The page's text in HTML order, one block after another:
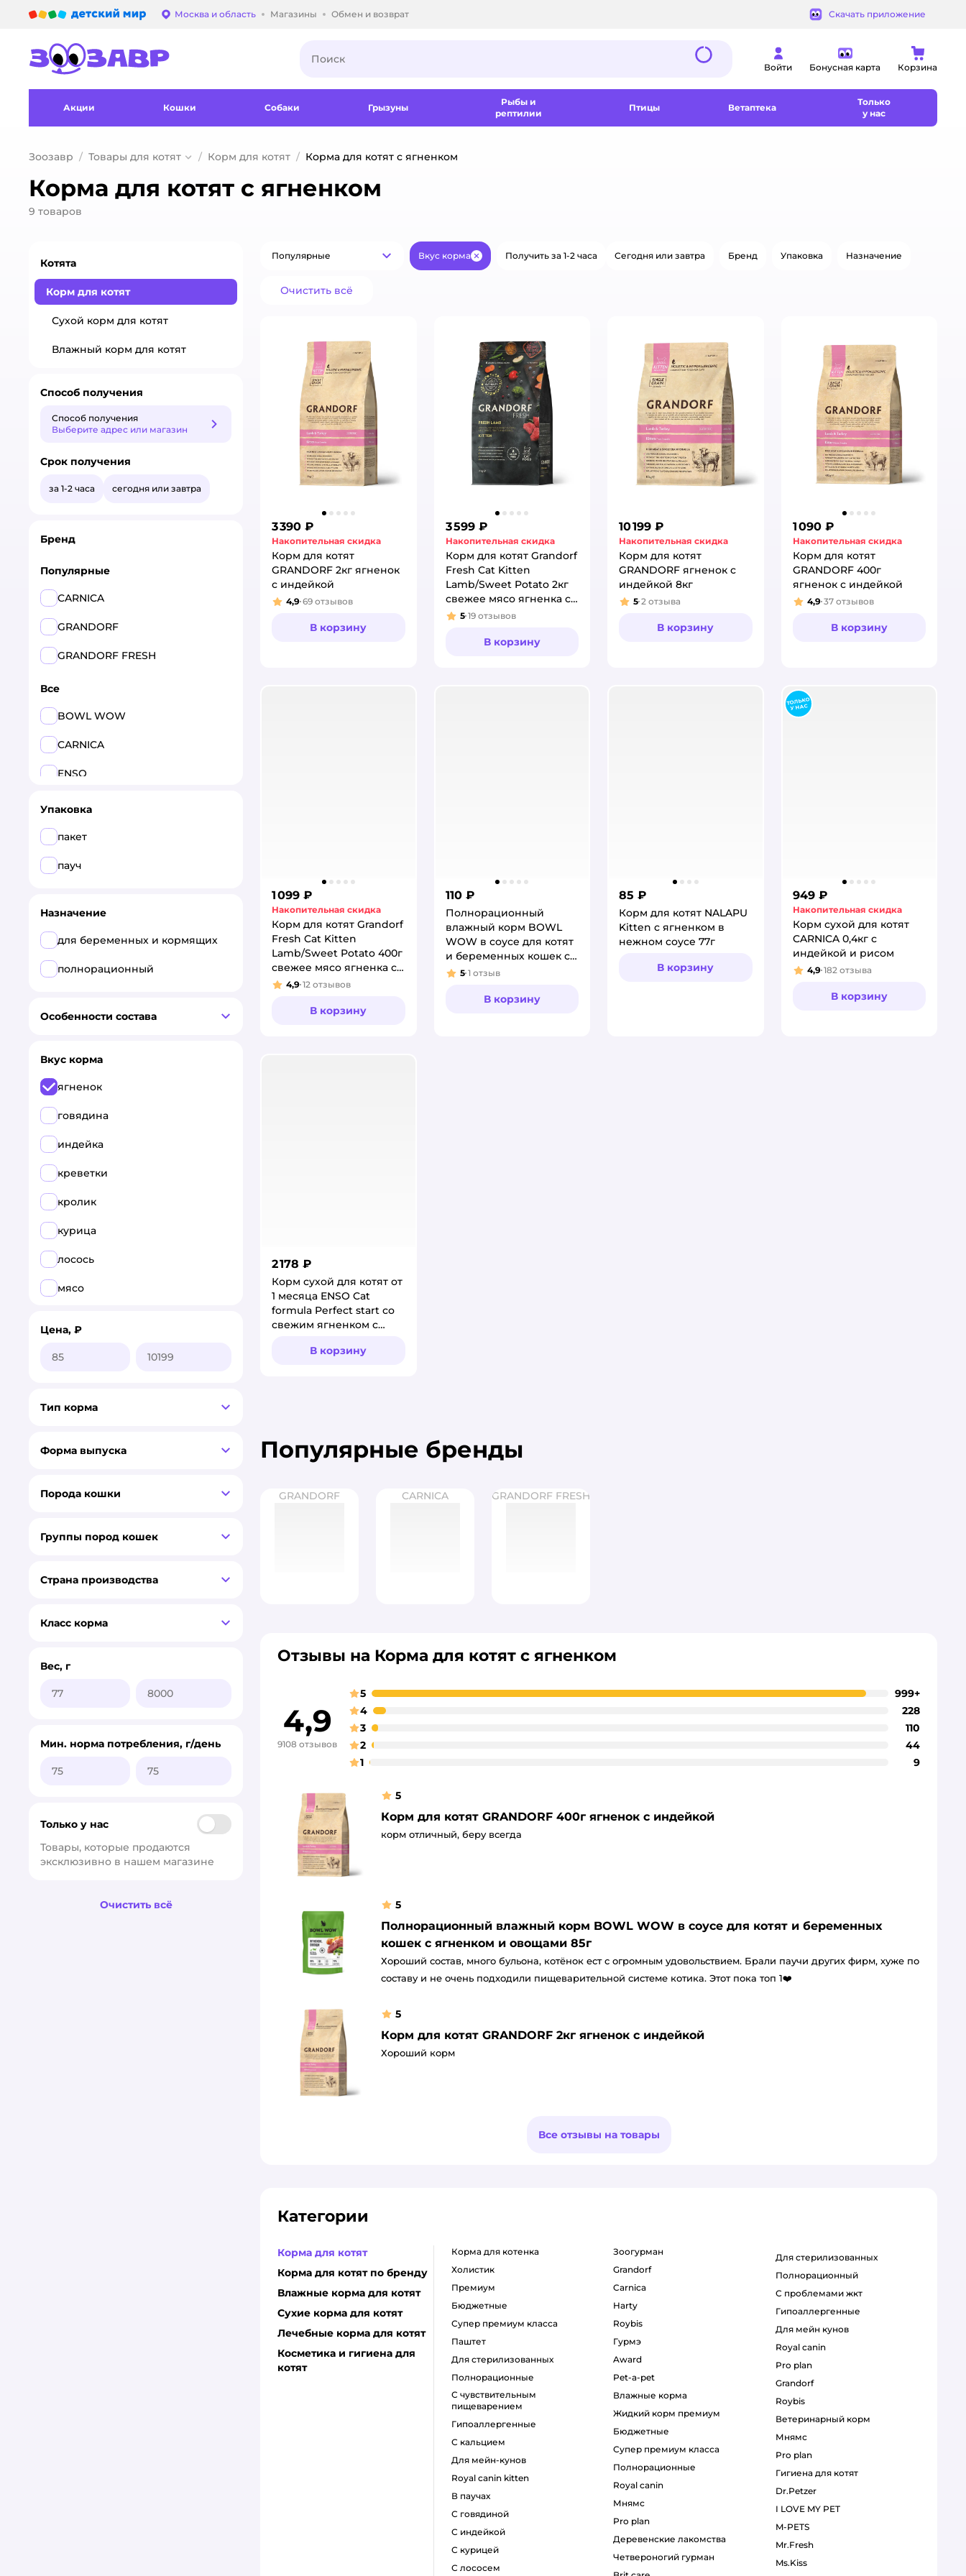
Выбор адреса доставки.
Москва и область Магазины Обмен и возврат Скачать приложение
Войти Бонусная карта Корзина
Акции Кошки Собаки Грызуны
Рыбы и
рептилии
Птицы Ветаптека
Только
у нас
Зоозавр Товары для котят Корм для котят Корма для котят с ягненком
Корма для котят с ягненком
9 товаров
Популярные
Популярные Вкус корма ЗакрытьПолучить за 1-2 часа Сегодня или завтра Бренд Упаковка Назначение
Очистить всё
3 390 ₽
Накопительная скидка
Корм для котят
GRANDORF 2кг ягненок
с индейкой
Рейтинг:
4,9 69 отзывов
В корзину
3 599 ₽
Накопительная скидка
Корм для котят Grandorf
Fresh Cat Kitten
Lamb/Sweet Potato 2кг
свежее мясо ягненка с
бататом беззерн с жив
Рейтинг:
5 19 отзывов
В корзину
10 199 ₽
Накопительная скидка
Корм для котят
GRANDORF ягненок с
индейкой 8кг
Рейтинг:
5 2 отзыва
В корзину
1 090 ₽
Накопительная скидка
Корм для котят
GRANDORF 400г
ягненок с индейкой
Рейтинг:
4,9 37 отзывов
В корзину
1 099 ₽
Накопительная скидка
Корм для котят Grandorf
Fresh Cat Kitten
Lamb/Sweet Potato 400г
свежее мясо ягненка с
бататом беззерн с жив
Рейтинг:
4,9 12 отзывов
В корзину
110 ₽
Полнорационный
влажный корм BOWL
WOW в соусе для котят
и беременных кошек с
ягненком и овощами
Рейтинг:
5 1 отзыв
В корзину
85 ₽
Корм для котят NALAPU
Kitten с ягненком в
нежном соусе 77г
В корзину
949 ₽
Накопительная скидка
Корм сухой для котят
CARNICA 0,4кг с
индейкой и рисом
Рейтинг:
4,9 182 отзыва
В корзину
2 178 ₽
Корм сухой для котят от
1 месяца ENSO Cat
formula Perfect start со
свежим ягненком с
В корзину
Популярные бренды
GRANDORF CARNICA GRANDORF FRESH
Отзывы на Корма для котят с ягненком
4,9
9108 отзывов
5
999+
4
228
3
110
2
44
1
9
5
Корм для котят GRANDORF 400г ягненок с индейкой
корм отличный, беру всегда
5
Полнорационный влажный корм BOWL WOW в соусе для котят и беременных
кошек с ягненком и овощами 85г
Хороший состав, много бульона, котёнок ест с огромным удовольствием. Брали паучи других фирм, хуже по
составу и не очень подходили пищеварительной системе котика. Этот пока топ 1❤️
5
Корм для котят GRANDORF 2кг ягненок с индейкой
Хороший корм
Все отзывы на товары
Категории
Корма для котят
Корма для котят по бренду
Влажные корма для котят
Сухие корма для котят
Лечебные корма для котят
Косметика и гигиена для
котят
корма для котенка
холистик
премиум
бюджетные
супер премиум класса
паштет
для стерилизованных
полнорационные
с чувствительным
пищеварением
гипоаллергенные
с кальцием
для мейн-кунов
royal canin kitten
в паучах
с говядиной
с индейкой
с курицей
с лососем
зоогурман
grandorf
carnica
harty
roybis
гурмэ
award
pet-a-pet
влажные корма
жидкий корм премиум
бюджетные
супер премиум класса
полнорационные
royal canin
мнямс
pro plan
деревенские лакомства
четвероногий гурман
для стерилизованных
полнорационный
с проблемами жкт
гипоаллергенные
для мейн кунов
royal canin
pro plan
grandorf
roybis
ветеринарный корм
мнямс
pro plan
гигиена для котят
Dr.Petzer
I LOVE MY PET
M-PETS
Mr.Fresh
Ms.Kiss
Котята
Корм для котят
Сухой корм для котят
Влажный корм для котят
Способ получения
Способ получения
Выберите адрес или магазин
Способ получения
Срок получения
за 1-2 часа сегодня или завтра
Бренд
Популярные
CARNICA
GRANDORF
GRANDORF FRESH
Все
BOWL WOW
CARNICA
ENSO
Упаковка
пакет
пауч
Назначение
для беременных и кормящих
полнорационный
Особенности состава
Вкус корма
ягненок
говядина
индейка
креветки
кролик
курица
лосось
мясо
тунец
батат
печень
Цена, ₽
Тип корма
Форма выпуска
Порода кошки
Группы пород кошек
Страна производства
Класс корма
Вес, г
Мин. норма потребления, г/день
Только у нас
Товары, которые продаются
эксклюзивно в нашем магазине
Очистить всё